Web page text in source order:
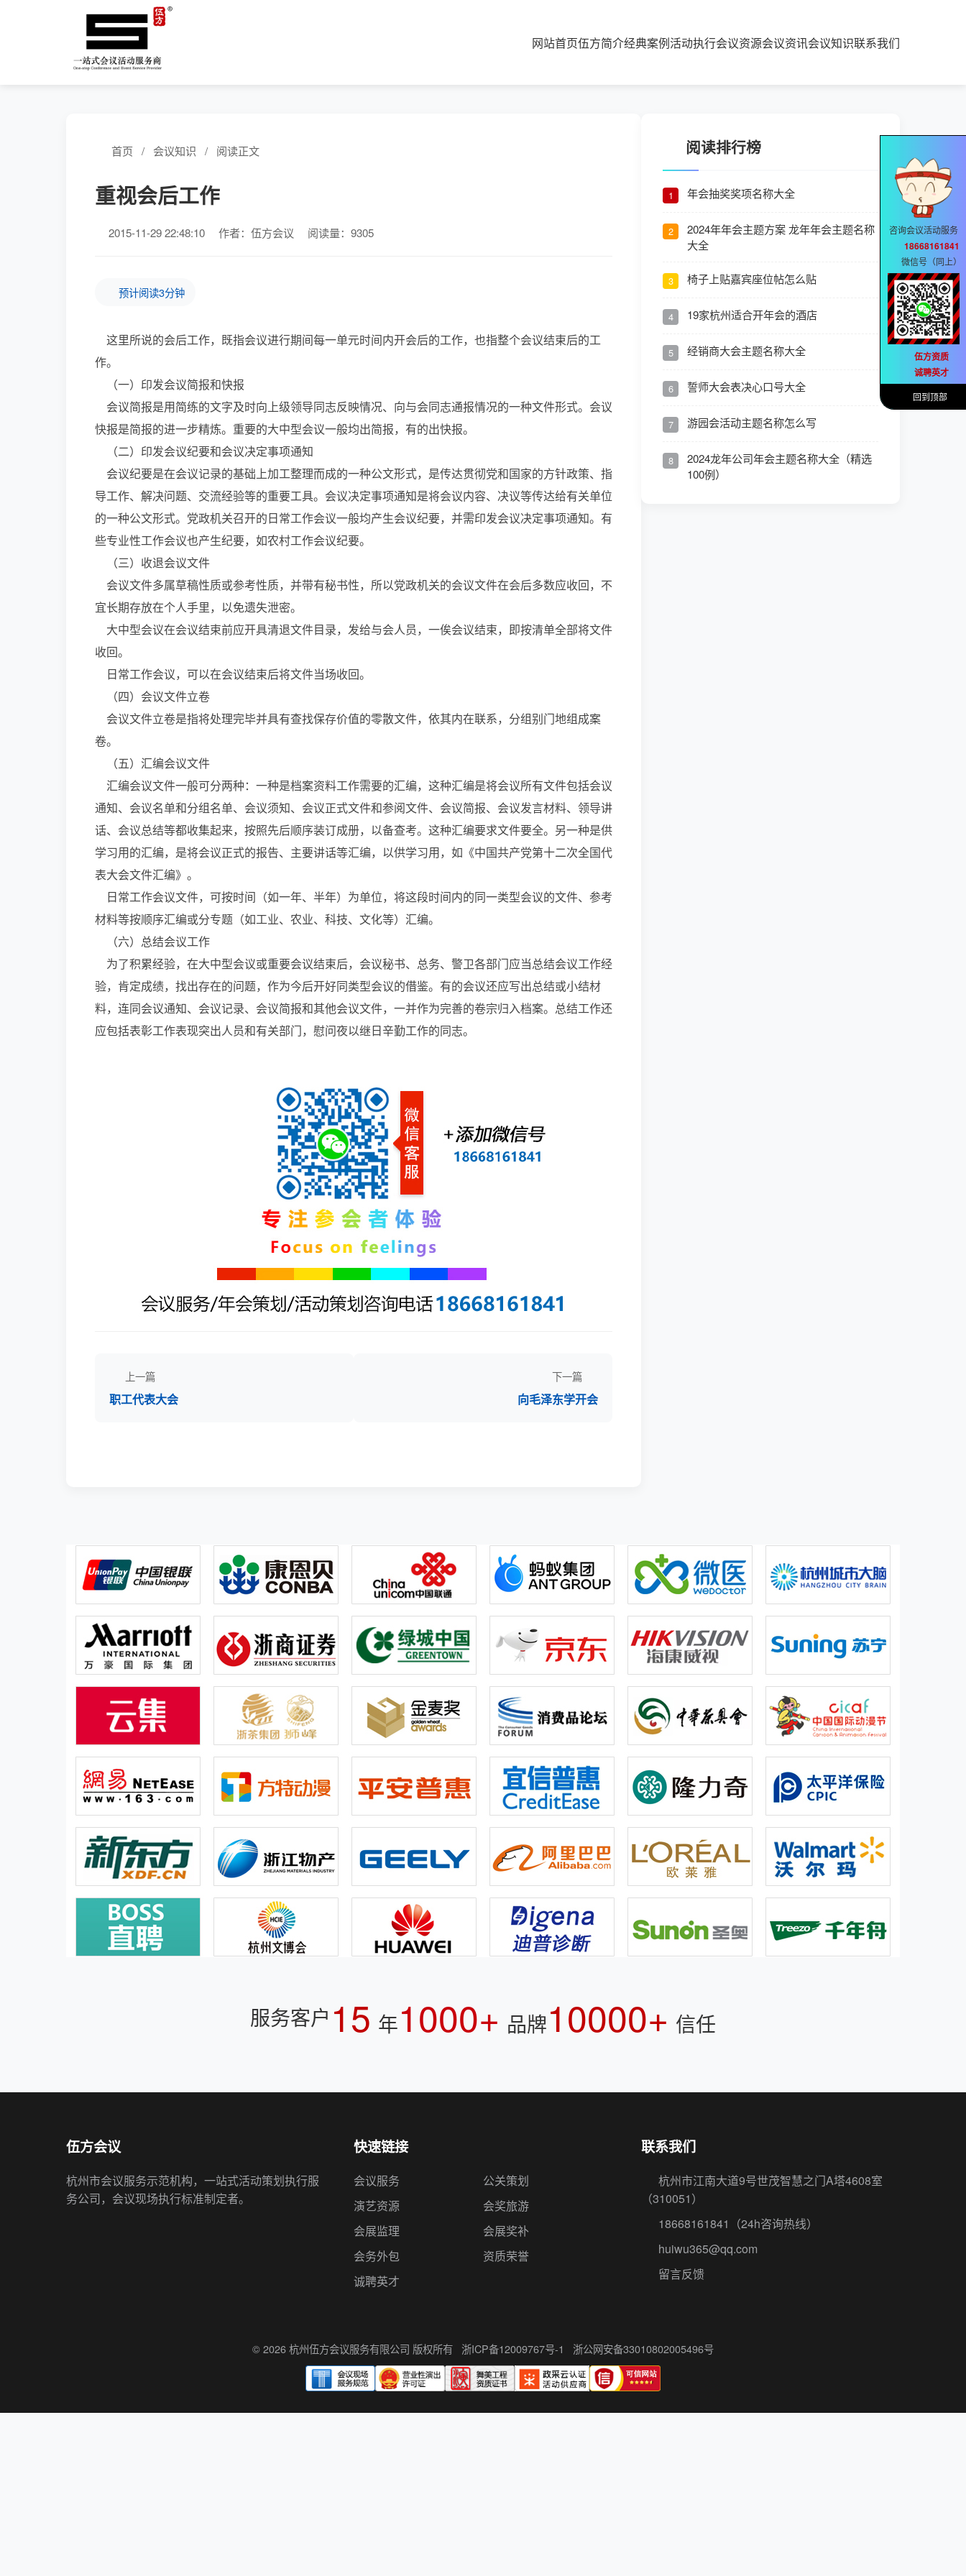
网站首页伍方简介经典案例活动执行会议资源会议资讯会议知识联系我们
首页 / 会议知识 / 阅读正文
重视会后工作
2015-11-29 22:48:10 作者：伍方会议 阅读量：9305
预计阅读3分钟
这里所说的会后工作，既指会议进行期间每一单元时间内开会后的工作，也指整个会议结束后的工
作。
（一）印发会议简报和快报
会议简报是用简练的文字及时向上级领导同志反映情况、向与会同志通报情况的一种文件形式。会议
快报是简报的进一步精炼。重要的大中型会议一般均出简报，有的出快报。
（二）印发会议纪要和会议决定事项通知
会议纪要是在会议记录的基础上加工整理而成的一种公文形式，是传达贯彻党和国家的方针政策、指
导工作、解决问题、交流经验等的重要工具。会议决定事项通知是将会议内容、决议等传达给有关单位
的一种公文形式。党政机关召开的日常工作会议一般均产生会议纪要，并需印发会议决定事项通知。有
些专业性工作会议也产生纪要，如农村工作会议纪要。
（三）收退会议文件
会议文件多属草稿性质或参考性质，并带有秘书性，所以党政机关的会议文件在会后多数应收回，不
宜长期存放在个人手里，以免遗失泄密。
大中型会议在会议结束前应开具清退文件目录，发给与会人员，一俟会议结束，即按清单全部将文件
收回。
日常工作会议，可以在会议结束后将文件当场收回。
（四）会议文件立卷
会议文件立卷是指将处理完毕并具有查找保存价值的零散文件，依其内在联系，分组别门地组成案
卷。
（五）汇编会议文件
汇编会议文件一般可分两种：一种是档案资料工作需要的汇编，这种汇编是将会议所有文件包括会议
通知、会议名单和分组名单、会议须知、会议正式文件和参阅文件、会议简报、会议发言材料、领导讲
话、会议总结等都收集起来，按照先后顺序装订成册，以备查考。这种汇编要求文件要全。另一种是供
学习用的汇编，是将会议正式的报告、主要讲话等汇编，以供学习用，如《中国共产党第十二次全国代
表大会文件汇编》。
日常工作会议文件，可按时间（如一年、半年）为单位，将这段时间内的同一类型会议的文件、参考
材料等按顺序汇编或分专题（如工业、农业、科技、文化等）汇编。
（六）总结会议工作
为了积累经验，在大中型会议或重要会议结束后，会议秘书、总务、警卫各部门应当总结会议工作经
验，肯定成绩，找出存在的问题，作为今后开好同类型会议的借鉴。有的会议还应写出总结或小结材
料，连同会议通知、会议记录、会议简报和其他会议文件，一并作为完善的卷宗归入档案。总结工作还
应包括表彰工作表现突出人员和有关部门，慰问夜以继日辛勤工作的同志。
上一篇
职工代表大会
下一篇
向毛泽东学开会
阅读排行榜
1 年会抽奖奖项名称大全
2
2024年年会主题方案 龙年年会主题名称
大全
3 椅子上贴嘉宾座位帖怎么贴
4 19家杭州适合开年会的酒店
5 经销商大会主题名称大全
6 誓师大会表决心口号大全
7 游园会活动主题名称怎么写
8
2024龙年公司年会主题名称大全（精选
100例）
服务客户 15 年1000+ 品牌10000+ 信任
伍方会议
杭州市会议服务示范机构，一站式活动策划执行服
务公司，会议现场执行标准制定者。
快速链接
会议服务
公关策划
演艺资源
会奖旅游
会展监理
会展奖补
会务外包
资质荣誉
诚聘英才
联系我们
杭州市江南大道9号世茂智慧之门A塔4608室
（310051）
18668161841
（24h咨询热线）
huiwu365@qq.com
留言反馈
© 2026 杭州伍方会议服务有限公司 版权所有 浙ICP备12009767号-1 浙公网安备33010802005496号
咨询会议活动服务
18668161841
微信号（同上）
伍方资质
诚聘英才
回到顶部